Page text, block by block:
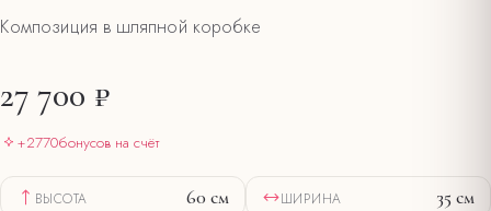
Композиция в шляпной коробке
27 700 ₽
+2770бонусов на счёт
ВЫСОТА 60 см ШИРИНА 35 см